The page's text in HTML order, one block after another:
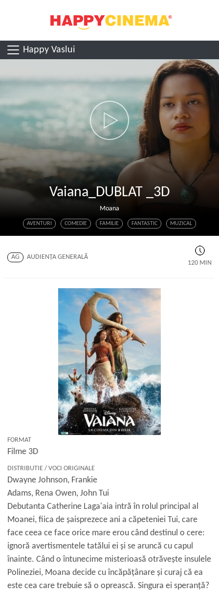
Happy Vaslui
Vaiana_DUBLAT _3D
Moana
AVENTURI COMEDIE FAMILIE FANTASTIC MUZICAL
AG
AUDIENŢA GENERALĂ
120 MIN
FORMAT
Filme 3D
DISTRIBUTIE / VOCI ORIGINALE
Dwayne Johnson, Frankie
Adams, Rena Owen, John Tui
Debutanta Catherine Laga'aia intră în rolul principal al
Moanei, fiica de șaisprezece ani a căpeteniei Tui, care
face ceea ce face orice mare erou când destinul o cere:
ignoră avertismentele tatălui ei și se aruncă cu capul
înainte. Când o întunecime misterioasă otrăvește insulele
Polineziei, Moana decide cu încăpățânare și curaj că ea
este cea care trebuie să o oprească. Singura ei speranță?